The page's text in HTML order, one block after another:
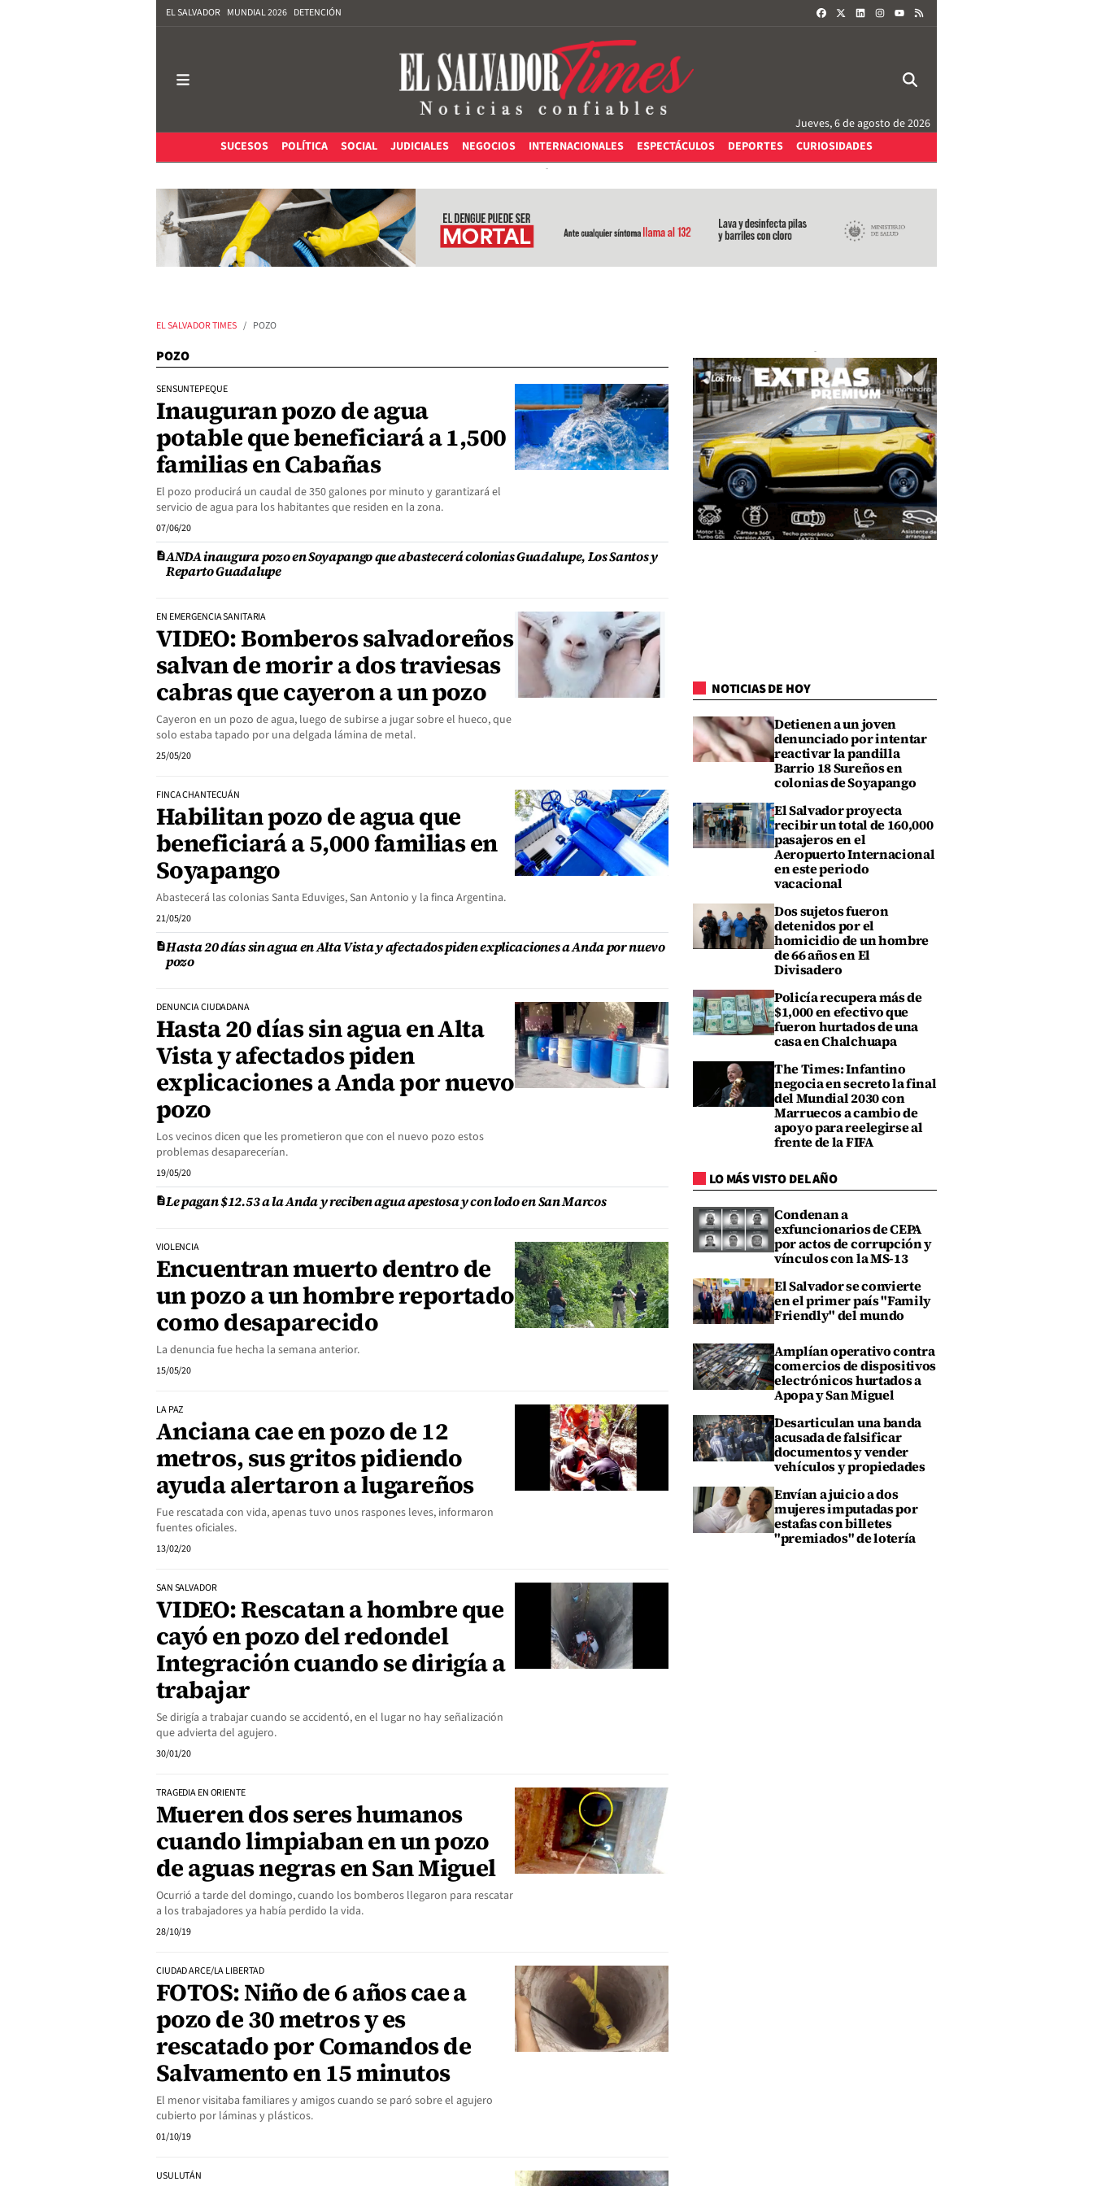
EL SALVADOR MUNDIAL 2026 DETENCIÓN FACEBOOKLINKEDININSTAGRAM
Jueves, 6 de agosto de 2026
SUCESOS
POLÍTICA SOCIAL JUDICIALES NEGOCIOS INTERNACIONALES ESPECTÁCULOS DEPORTES CURIOSIDADES
EL SALVADOR TIMES POZO
POZO
SENSUNTEPEQUE
Inauguran pozo de agua
potable que beneficiará a 1,500
familias en Cabañas
El pozo producirá un caudal de 350 galones por minuto y garantizará el
servicio de agua para los habitantes que residen en la zona.
07/06/20
ANDA inaugura pozo en Soyapango que abastecerá colonias Guadalupe, Los Santos y
Reparto Guadalupe
EN EMERGENCIA SANITARIA
VIDEO: Bomberos salvadoreños
salvan de morir a dos traviesas
cabras que cayeron a un pozo
Cayeron en un pozo de agua, luego de subirse a jugar sobre el hueco, que
solo estaba tapado por una delgada lámina de metal.
25/05/20
FINCA CHANTECUÁN
Habilitan pozo de agua que
beneficiará a 5,000 familias en
Soyapango
Abastecerá las colonias Santa Eduviges, San Antonio y la finca Argentina.
21/05/20
Hasta 20 días sin agua en Alta Vista y afectados piden explicaciones a Anda por nuevo
pozo
DENUNCIA CIUDADANA
Hasta 20 días sin agua en Alta
Vista y afectados piden
explicaciones a Anda por nuevo
pozo
Los vecinos dicen que les prometieron que con el nuevo pozo estos
problemas desaparecerían.
19/05/20
Le pagan $12.53 a la Anda y reciben agua apestosa y con lodo en San Marcos
VIOLENCIA
Encuentran muerto dentro de
un pozo a un hombre reportado
como desaparecido
La denuncia fue hecha la semana anterior.
15/05/20
LA PAZ
Anciana cae en pozo de 12
metros, sus gritos pidiendo
ayuda alertaron a lugareños
Fue rescatada con vida, apenas tuvo unos raspones leves, informaron
fuentes oficiales.
13/02/20
SAN SALVADOR
VIDEO: Rescatan a hombre que
cayó en pozo del redondel
Integración cuando se dirigía a
trabajar
Se dirigía a trabajar cuando se accidentó, en el lugar no hay señalización
que advierta del agujero.
30/01/20
TRAGEDIA EN ORIENTE
Mueren dos seres humanos
cuando limpiaban en un pozo
de aguas negras en San Miguel
Ocurrió a tarde del domingo, cuando los bomberos llegaron para rescatar
a los trabajadores ya había perdido la vida.
28/10/19
CIUDAD ARCE/LA LIBERTAD
FOTOS: Niño de 6 años cae a
pozo de 30 metros y es
rescatado por Comandos de
Salvamento en 15 minutos
El menor visitaba familiares y amigos cuando se paró sobre el agujero
cubierto por láminas y plásticos.
01/10/19
USULUTÁN
NOTICIAS DE HOY
Detienen a un joven
denunciado por intentar
reactivar la pandilla
Barrio 18 Sureños en
colonias de Soyapango
El Salvador proyecta
recibir un total de 160,000
pasajeros en el
Aeropuerto Internacional
en este periodo
vacacional
Dos sujetos fueron
detenidos por el
homicidio de un hombre
de 66 años en El
Divisadero
Policía recupera más de
$1,000 en efectivo que
fueron hurtados de una
casa en Chalchuapa
The Times: Infantino
negocia en secreto la final
del Mundial 2030 con
Marruecos a cambio de
apoyo para reelegirse al
frente de la FIFA
LO MÁS VISTO DEL AÑO
Condenan a
exfuncionarios de CEPA
por actos de corrupción y
vínculos con la MS-13
El Salvador se convierte
en el primer país "Family
Friendly" del mundo
Amplían operativo contra
comercios de dispositivos
electrónicos hurtados a
Apopa y San Miguel
Desarticulan una banda
acusada de falsificar
documentos y vender
vehículos y propiedades
Envían a juicio a dos
mujeres imputadas por
estafas con billetes
"premiados" de lotería